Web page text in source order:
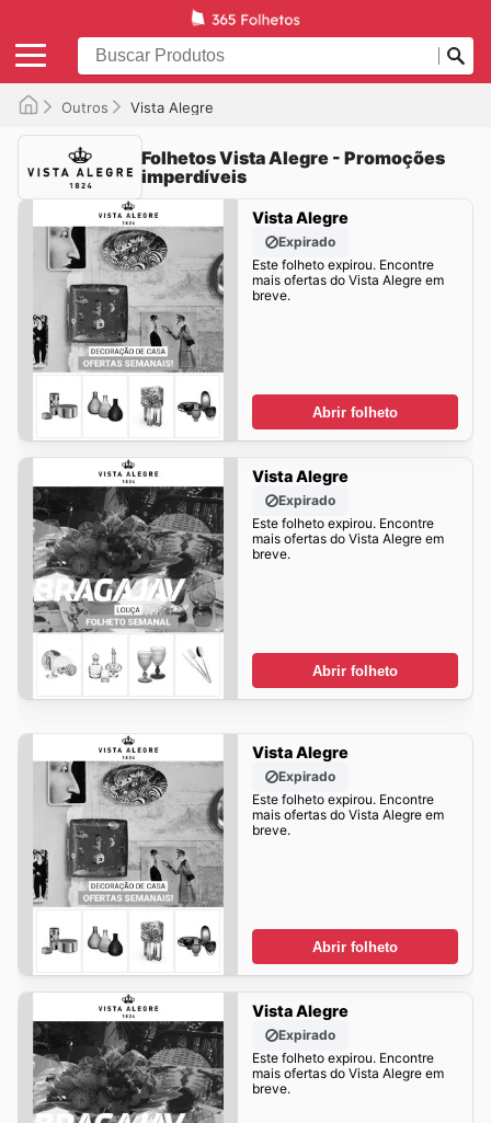
Outros Vista Alegre
Folhetos Vista Alegre - Promoções
imperdíveis
Vista Alegre
Expirado
Este folheto expirou. Encontre
mais ofertas do Vista Alegre em
breve.
Abrir folheto
Vista Alegre
Expirado
Este folheto expirou. Encontre
mais ofertas do Vista Alegre em
breve.
Abrir folheto
Vista Alegre
Expirado
Este folheto expirou. Encontre
mais ofertas do Vista Alegre em
breve.
Abrir folheto
Vista Alegre
Expirado
Este folheto expirou. Encontre
mais ofertas do Vista Alegre em
breve.